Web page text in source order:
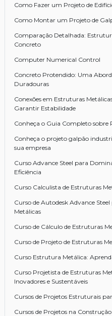
Como Fazer um Projeto de
Como Montar um Projeto de
Comparação Detalhada:
Concreto
Computer Numerical Control
Concreto Protendido: Uma
Duradouras
Conexões em Estruturas
Garantir Estabilidade
Conheça o Guia Completo
Conheça o projeto galpão
sua empresa
Curso Advance Steel para
Eficiência
Curso Calculista de Estruturas
Curso de Autodesk Advance
Metálicas
Curso de Cálculo de Estruturas
Curso de Projeto de Estruturas
Curso Estrutura Metálica:
Curso Projetista de Estruturas
Inovadores e Sustentáveis
Cursos de Projetos Estruturais
Cursos de Projetos na